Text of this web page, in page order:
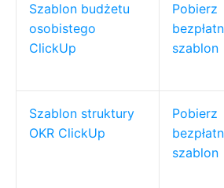
Szablon budżetu
osobistego
ClickUp
Pobierz
szablon
Szablon struktury
OKR ClickUp
Pobierz
szablon